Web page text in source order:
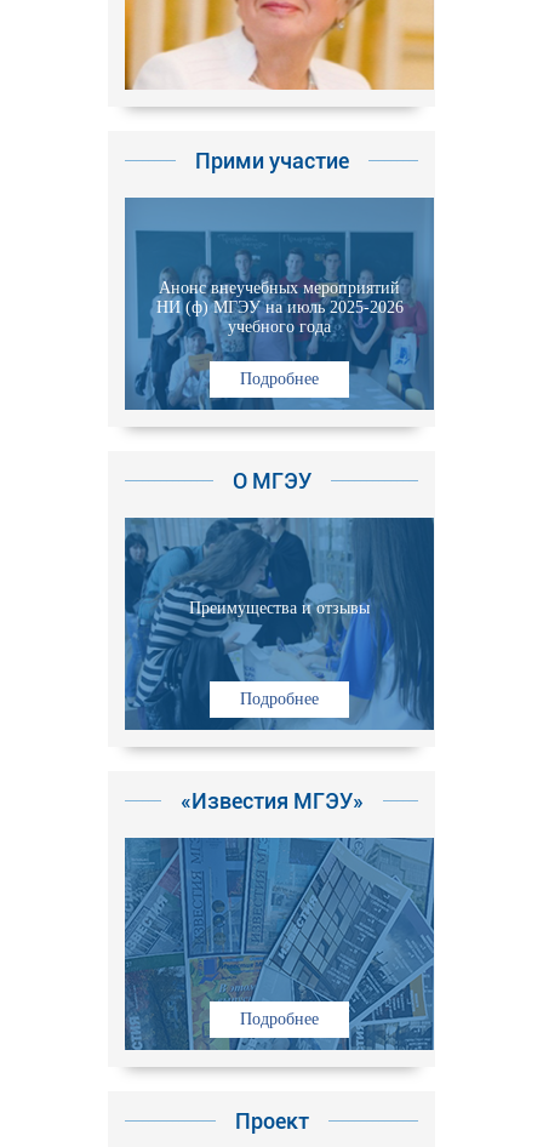
Прими участие
Анонс внеучебных мероприятий
НИ (ф) МГЭУ на июль 2025-2026
учебного года
Подробнее
О МГЭУ
Преимущества и отзывы
Подробнее
«Известия МГЭУ»
Подробнее
Проект